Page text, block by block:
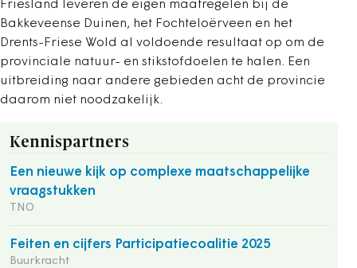
Friesland leveren de eigen maatregelen bij de
Bakkeveense Duinen, het Fochteloërveen en het
Drents-Friese Wold al voldoende resultaat op om de
provinciale natuur- en stikstofdoelen te halen. Een
uitbreiding naar andere gebieden acht de provincie
daarom niet noodzakelijk.
Kennispartners
Een nieuwe kijk op complexe maatschappelijke
vraagstukken
TNO
Feiten en cijfers Participatiecoalitie 2025
Buurkracht